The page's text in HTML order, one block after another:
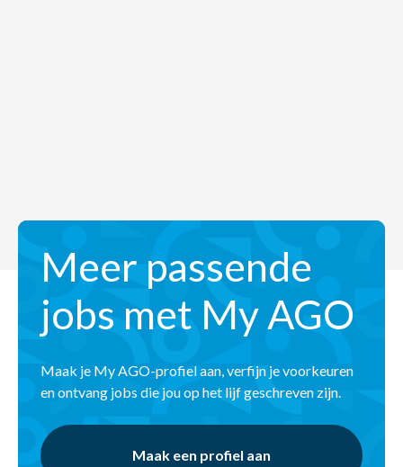
Meer passende
jobs met My AGO
Maak je My AGO-profiel aan, verfijn je voorkeuren
en ontvang jobs die jou op het lijf geschreven zijn.
Maak een profiel aan